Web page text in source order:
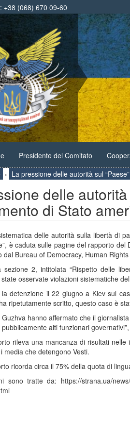
+38 (068) 670 09-60
Presidente del Comitato
› La pressione delle autorità sul
delle
di Stato
delle autorità sulla libertà di
è caduta sulle pagine del rapporto
dal Bureau of Democracy, Human
sezione 2, intitolata “Rispetto delle
state osservate violazioni sistematiche
detenzione il 22 giugno a Kiev sul
ripetutamente scritto, questo caso è
Guzhva hanno affermato che il
alti funzionari
rileva una mancanza di risultati
media che detengono Vesti.
ricorda circa il 75% della quota di
sono tratte da: https://strana.ua/